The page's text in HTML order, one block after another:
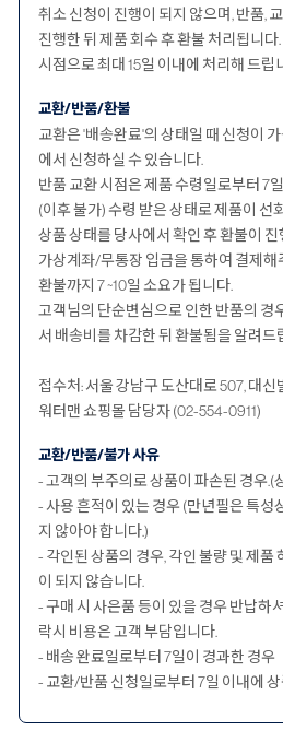
취소 신청이 진행이 되지 않으며, 반품,
진행한 뒤 제품 회수 후 환불 처리됩니
시점으로 최대 15일 이내에 처리해 드립
교환/반품/환불
교환은 '배송완료'의 상태일 때 신청이
에서 신청하실 수 있습니다.
반품 교환 시점은 제품 수령일로부터 7
(이후 불가) 수령 받은 상태로 제품이 선
상품 상태를 당사에서 확인 후 환불이 진
가상계좌/무통장 입금을 통하여 결제해
환불까지 7 ~10일 소요가 됩니다.
고객님의 단순변심으로 인한 반품의 경
서 배송비를 차감한 뒤 환불됨을 알려드
접수처: 서울 강남구 도산대로 507, 대
워터맨 쇼핑몰 담당자 (02-554-0911)
교환/반품/불가 사유
- 고객의 부주의로 상품이 파손된 경우.(
- 사용 흔적이 있는 경우 (만년필은 특성
지 않아야 합니다.)
- 각인된 상품의 경우, 각인 불량 및 제품
이 되지 않습니다.
- 구매 시 사은품 등이 있을 경우 반납하
락시 비용은 고객 부담입니다.
- 배송 완료일로부터 7일이 경과한 경우
- 교환/반품 신청일로부터 7일 이내에